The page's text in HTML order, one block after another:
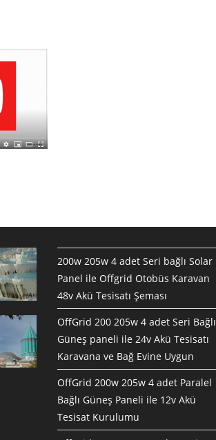
200w 205w 4 adet Seri bağlı Solar
Panel ile Offgrid Otobüs Karavan
48v Akü Tesisatı Şeması
OffGrid 200 205w 4 adet Seri Bağlı
Güneş paneli ile 24v Akü Tesisatı
Karavana ve Bağ Evine Uygun
OffGrid 200w 205w 4 adet Paralel
Bağlı Güneş Paneli ile 12v Akü
Tesisat Kurulumu